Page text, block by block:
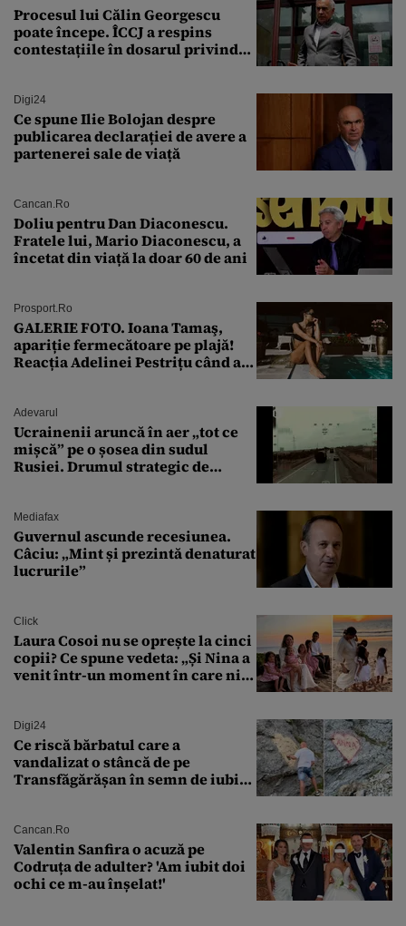
Procesul lui Călin Georgescu
poate începe. ÎCCJ a respins
contestațiile în dosarul privind
Digi24
Ce spune Ilie Bolojan despre
publicarea declarației de avere a
partenerei sale de viață
Cancan.ro
Doliu pentru Dan Diaconescu.
Fratele lui, Mario Diaconescu, a
încetat din viață la doar 60 de ani
Prosport.ro
GALERIE FOTO. Ioana Tamaş,
apariție fermecătoare pe plajă!
Reacția Adelinei Pestrițu când a
Adevarul
Ucrainenii aruncă în aer „tot ce
mișcă” pe o șosea din sudul
Rusiei. Drumul strategic de
Mediafax
Guvernul ascunde recesiunea.
Câciu: „Mint și prezintă denaturat
lucrurile”
Click
Laura Cosoi nu se oprește la cinci
copii? Ce spune vedeta: „Și Nina a
venit într-un moment în care nici
Digi24
Ce riscă bărbatul care a
vandalizat o stâncă de pe
Transfăgărășan în semn de iubire
Cancan.ro
Valentin Sanfira o acuză pe
Codruța de adulter? 'Am iubit doi
ochi ce m-au înșelat!'